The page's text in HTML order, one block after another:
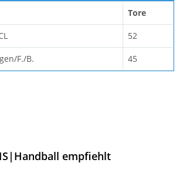
Tore
52
F./B. 45
empfiehlt